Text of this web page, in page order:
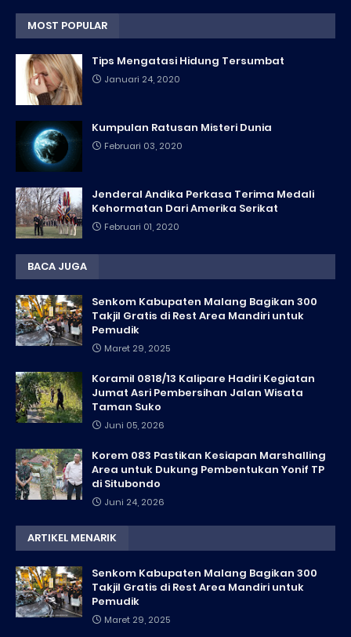
MOST POPULAR
Tips Mengatasi Hidung Tersumbat
Januari 24, 2020
Kumpulan Ratusan Misteri Dunia
Februari 03, 2020
Jenderal Andika Perkasa Terima Medali
Kehormatan Dari Amerika Serikat
Februari 01, 2020
BACA JUGA
Senkom Kabupaten Malang Bagikan 300
Takjil Gratis di Rest Area Mandiri untuk
Pemudik
Maret 29, 2025
Koramil 0818/13 Kalipare Hadiri Kegiatan
Jumat Asri Pembersihan Jalan Wisata
Taman Suko
Juni 05, 2026
Korem 083 Pastikan Kesiapan Marshalling
Area untuk Dukung Pembentukan Yonif TP
di Situbondo
Juni 24, 2026
ARTIKEL MENARIK
Senkom Kabupaten Malang Bagikan 300
Takjil Gratis di Rest Area Mandiri untuk
Pemudik
Maret 29, 2025